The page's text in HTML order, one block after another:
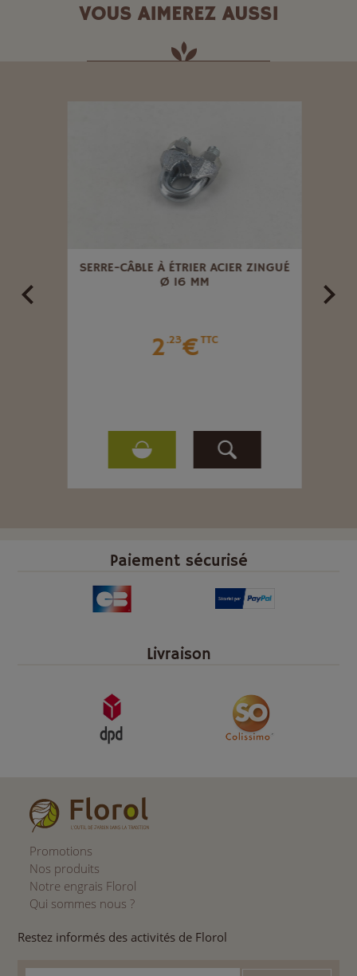
VOUS AIMEREZ AUSSI
SERRE-CÂBLE À ÉTRIER ACIER ZINGUÉ
Ø 16 MM
2.23€TTC
Paiement sécurisé
Livraison
Promotions
Nos produits
Notre engrais Florol
Qui sommes nous ?
Restez informés des activités de Florol